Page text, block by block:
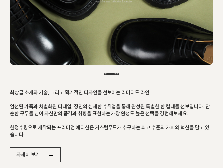
최상급 소재와 기술, 그리고 획기적인 디자인을 선보이는 리미티드 라인
엄선된 가죽과 차별화된 디테일, 장인의 섬세한 수작업을 통해 완성된 특별한 한 켤레를 선보입니다. 단
순한 구두를 넘어 자신만의 품격과 취향을 표현하는 가장 완성도 높은 선택을 경험해보세요.
한정수량으로 제작되는 프리미엄 에디션은 커스텀무드가 추구하는 최고 수준의 가치와 혁신을 담고 있
습니다.
자세히 보기 →